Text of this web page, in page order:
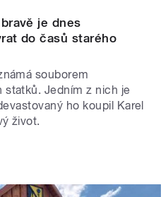
je dnes
do časů starého
souborem
statků. Jedním z nich je
ho koupil Karel
život.